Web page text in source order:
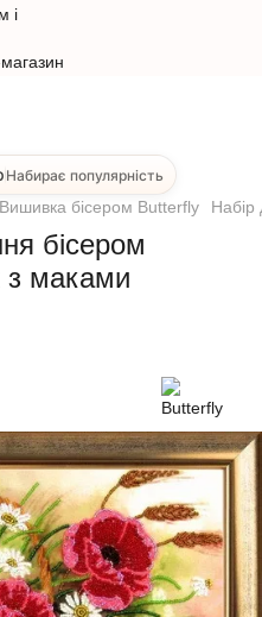
Набирає популярність
Вишивка бісером Butterfly
бісером
з маками